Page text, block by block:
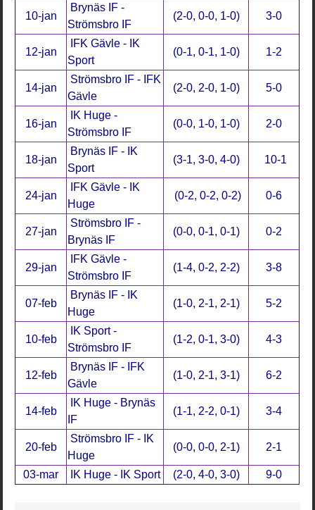
10-jan
Brynäs IF -
Strömsbro IF
(2-0, 0-0, 1-0) 3-0
12-jan
IFK Gävle - IK
Sport
(0-1, 0-1, 1-0) 1-2
14-jan
Strömsbro IF - IFK
Gävle
(2-0, 2-0, 1-0) 5-0
16-jan
IK Huge -
Strömsbro IF
(0-0, 1-0, 1-0) 2-0
18-jan
Brynäs IF - IK
Sport
(3-1, 3-0, 4-0) 10-1
24-jan
IFK Gävle - IK
Huge
(0-2, 0-2, 0-2) 0-6
27-jan
Strömsbro IF -
Brynäs IF
(0-0, 0-1, 0-1) 0-2
29-jan
IFK Gävle -
Strömsbro IF
(1-4, 0-2, 2-2) 3-8
07-feb
Brynäs IF - IK
Huge
(1-0, 2-1, 2-1) 5-2
10-feb
IK Sport -
Strömsbro IF
(1-2, 0-1, 3-0) 4-3
12-feb
Brynäs IF - IFK
Gävle
(1-0, 2-1, 3-1) 6-2
14-feb
IK Huge - Brynäs
IF
(1-1, 2-2, 0-1) 3-4
20-feb
Strömsbro IF - IK
Huge
(0-0, 0-0, 2-1) 2-1
03-mar IK Huge - IK Sport (2-0, 4-0, 3-0) 9-0